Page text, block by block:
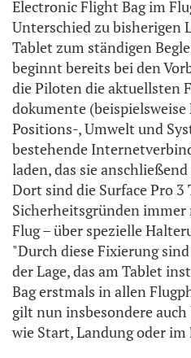
Electronic Flight Bag im
Unterschied zu bisherigen
Tablet zum ständigen
beginnt bereits bei den
die Piloten die aktuellsten
dokumente
Positions-, Umwelt und
bestehende
laden, das sie
Dort sind die Surface Pro 3
Sicherheitsgründen
Flug – über spezielle
"Durch diese Fixierung
der Lage, das am Tablet
Bag erstmals in allen
gilt nun insbesondere
wie Start, Landung oder